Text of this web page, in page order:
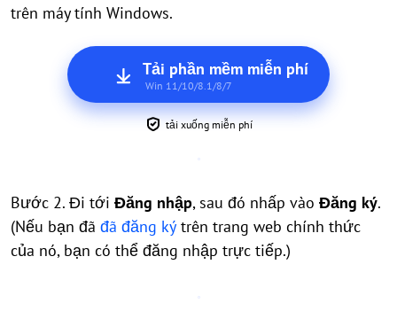
trên máy tính Windows.
Tải phần mềm miễn phí
Win 11/10/8.1/8/7
tải xuống miễn phí
Bước 2. Đi tới Đăng nhập, sau đó nhấp vào Đăng ký.
(Nếu bạn đã đã đăng ký trên trang web chính thức
của nó, bạn có thể đăng nhập trực tiếp.)